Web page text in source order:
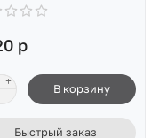
р
В корзину
Быстрый заказ